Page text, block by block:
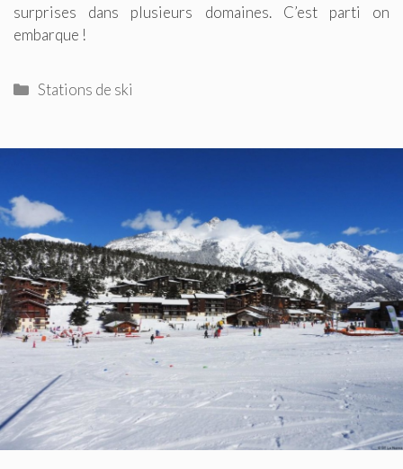
surprises dans plusieurs domaines. C’est parti on
embarque !
Catégories
Stations de ski